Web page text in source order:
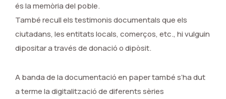
és la memòria del poble.
També recull els testimonis documentals que els
ciutadans, les entitats locals, comerços, etc., hi vulguin
dipositar a través de donació o dipòsit.
A banda de la documentació en paper també s’ha dut
a terme la digitalització de diferents sèries